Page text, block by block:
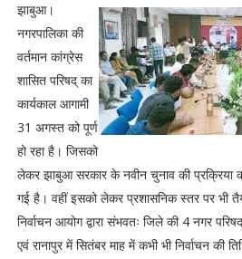
झाबुआ।
नगरपालिका की
वर्तमान कांग्रेस
शासित परिषद् का
कार्यकाल आगामी
31 अगस्त को पूर्ण
हो रहा है। जिसको
लेकर झाबुआ सरकार के नवीन चुनाव की प्रक्रिया
गई है। वहीं इसको लेकर प्रशासनिक स्तर पर भी
निर्वाचन आयोग द्वारा संभवतः जिले की 4 नगर
एवं रानापुर में सितंबर माह में कभी भी निर्वाचन की